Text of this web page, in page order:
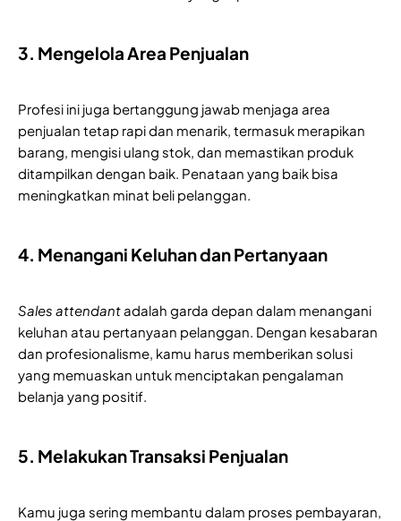
3. Mengelola Area Penjualan
Profesi ini juga bertanggung jawab menjaga area
penjualan tetap rapi dan menarik, termasuk merapikan
barang, mengisi ulang stok, dan memastikan produk
ditampilkan dengan baik. Penataan yang baik bisa
meningkatkan minat beli pelanggan.
4. Menangani Keluhan dan Pertanyaan
Sales attendantadalah garda depan dalam menangani
keluhan atau pertanyaan pelanggan. Dengan kesabaran
dan profesionalisme, kamu harus memberikan solusi
yang memuaskan untuk menciptakan pengalaman
belanja yang positif.
5. Melakukan Transaksi Penjualan
Kamu juga sering membantu dalam proses pembayaran,